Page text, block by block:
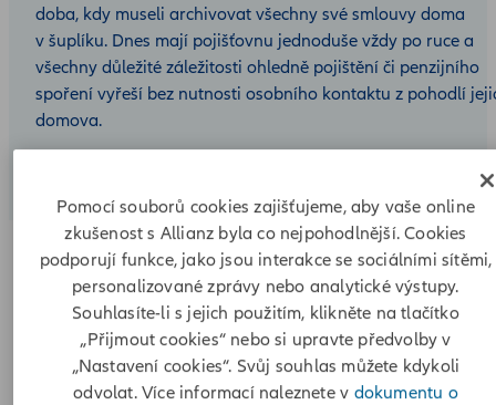
doba, kdy museli archivovat všechny své smlouvy doma
v šuplíku. Dnes mají pojišťovnu jednoduše vždy po ruce a
všechny důležité záležitosti ohledně pojištění či penzijního
spoření vyřeší bez nutnosti osobního kontaktu z pohodlí
domova.
„Klienti přes aplikaci Allianz CZ nejčastěji zjišťují, v jakém
stavu jsou jejich pojistné smlouvy a zda nejsou v prodlení
s některou platbou. Mají zde také k dispozici všechny dopisy
od Allianz, mohou si zkontrolovat naspořené prostředky na
Pomocí souborů cookies zajišťujeme, aby vaše online
zkušenost s Allianz byla co nejpohodlnější. Cookies
podporují funkce, jako jsou interakce se sociálními sítěmi,
personalizované zprávy nebo analytické výstupy.
Souhlasíte-li s jejich použitím, klikněte na tlačítko
„Přijmout cookies“ nebo si upravte předvolby v
„Nastavení cookies“. Svůj souhlas můžete kdykoli
odvolat. Více informací naleznete v dokumentu o